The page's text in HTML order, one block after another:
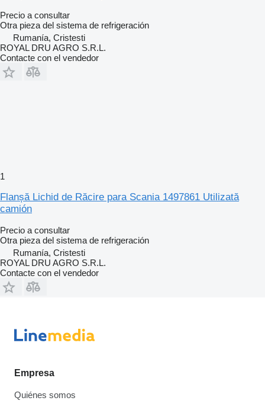
Precio a consultar
Otra pieza del sistema de refrigeración
Rumanía, Cristesti
ROYAL DRU AGRO S.R.L.
Contacte con el vendedor
1
Flanșă Lichid de Răcire para Scania 1497861 Utilizată
camión
Precio a consultar
Otra pieza del sistema de refrigeración
Rumanía, Cristesti
ROYAL DRU AGRO S.R.L.
Contacte con el vendedor
Empresa
Quiénes somos